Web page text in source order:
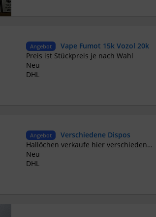
Angebot
Vape Fumot 15k Vozol 20k
Preis ist Stückpreis je nach Wahl
Neu
DHL
Angebot
Verschiedene Dispos
Hallöchen verkaufe hier verschiedene dispos mit verschiedenen puffs Von 4500-15.000 Meldet euch einfach über meine Facebook gruppe https://www.facebook.com/groups/25041570555460824/?ref=share Oder 01520/6471750 Bilder findet ihr dort auch Preise von 8-15€ Leider kann ich hier keine Bilder hochladen
Neu
DHL